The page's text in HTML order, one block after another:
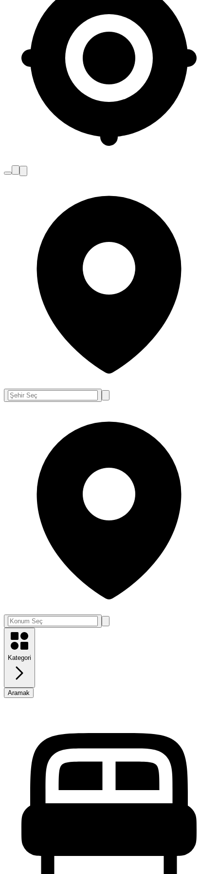
Kategori
Aramak